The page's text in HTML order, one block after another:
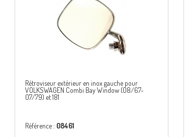
Rétroviseur extérieur en inox gauche pour
VOLKSWAGEN Combi Bay Window (08/67-
07/79) et 181
Référence : 08461